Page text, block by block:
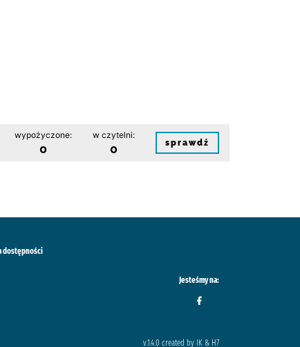
wypożyczone:
0
w czytelni:
0 sprawdź
dostępności
Jesteśmy na:
v.1.4.0 created by IK & H7